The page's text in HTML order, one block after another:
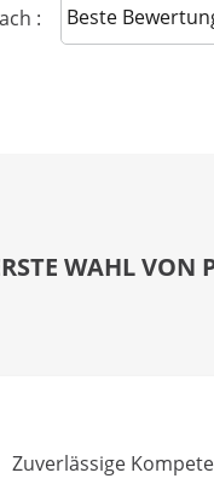
: Sort reviews
WAHL VON
Zuverlässige